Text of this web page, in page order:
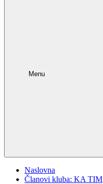
Menu
Naslovna
Članovi kluba: KA TIM